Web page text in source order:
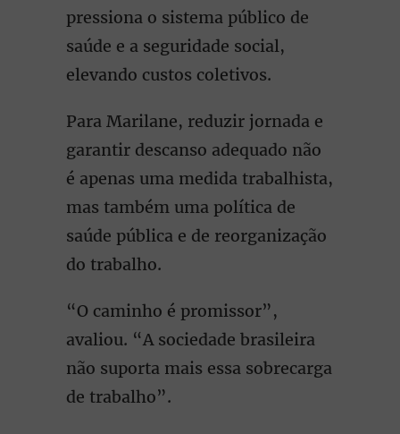
pressiona o sistema público de
saúde e a seguridade social,
elevando custos coletivos.
Para Marilane, reduzir jornada e
garantir descanso adequado não
é apenas uma medida trabalhista,
mas também uma política de
saúde pública e de reorganização
do trabalho.
“O caminho é promissor”,
avaliou. “A sociedade brasileira
não suporta mais essa sobrecarga
de trabalho”.